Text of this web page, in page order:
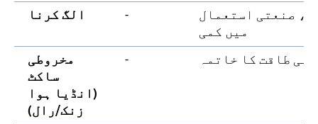
الگ کرنا - صنعتی استعمال
میں کمی
مخروطی
ساکٹ
(انڈیا ہوا
زنک/رال)
- طاقت کا خاتمہ